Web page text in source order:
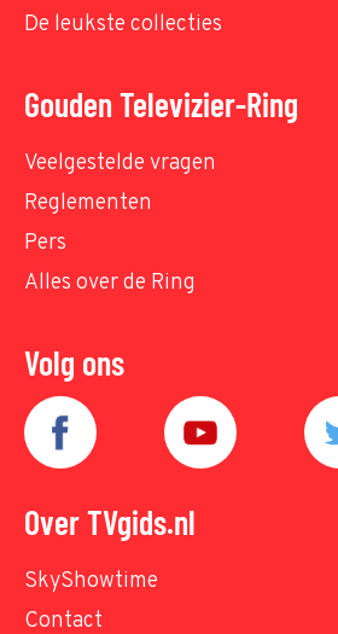
De leukste collecties
Gouden Televizier-Ring
Veelgestelde vragen
Reglementen
Pers
Alles over de Ring
Volg ons
Over TVgids.nl
SkyShowtime
Contact